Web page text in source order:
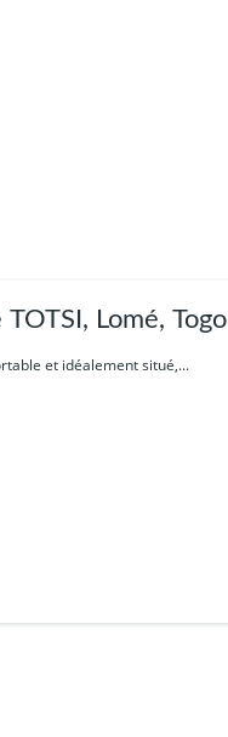
Lomé, Togo
et idéalement situé,...